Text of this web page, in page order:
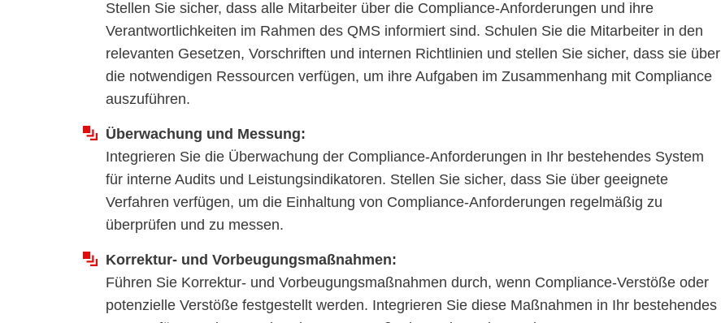
Stellen Sie sicher, dass alle Mitarbeiter über die Compliance-Anforderungen und ihre
Verantwortlichkeiten im Rahmen des QMS informiert sind. Schulen Sie die Mitarbeiter in den
relevanten Gesetzen, Vorschriften und internen Richtlinien und stellen Sie sicher, dass sie über
die notwendigen Ressourcen verfügen, um ihre Aufgaben im Zusammenhang mit Compliance
auszuführen.
Überwachung und Messung:
Integrieren Sie die Überwachung der Compliance-Anforderungen in Ihr bestehendes System
für interne Audits und Leistungsindikatoren. Stellen Sie sicher, dass Sie über geeignete
Verfahren verfügen, um die Einhaltung von Compliance-Anforderungen regelmäßig zu
überprüfen und zu messen.
Korrektur- und Vorbeugungsmaßnahmen:
Führen Sie Korrektur- und Vorbeugungsmaßnahmen durch, wenn Compliance-Verstöße oder
potenzielle Verstöße festgestellt werden. Integrieren Sie diese Maßnahmen in Ihr bestehendes